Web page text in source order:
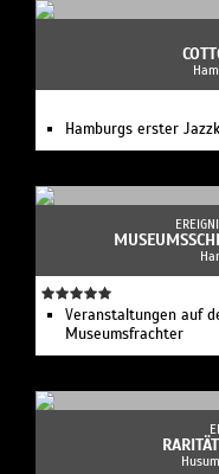
Hamburgs erster
Veranstaltungen auf
Museumsfrachter